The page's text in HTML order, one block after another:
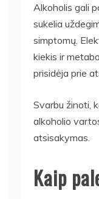
Alkoholis gali
sukelia
simptomų.
kiekis ir
prisidėja prie
Svarbu žinoti,
alkoholio
atsisakymas.
Kaip